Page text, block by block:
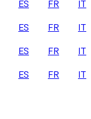
ES FR IT
ES FR IT
ES FR IT
ES FR IT